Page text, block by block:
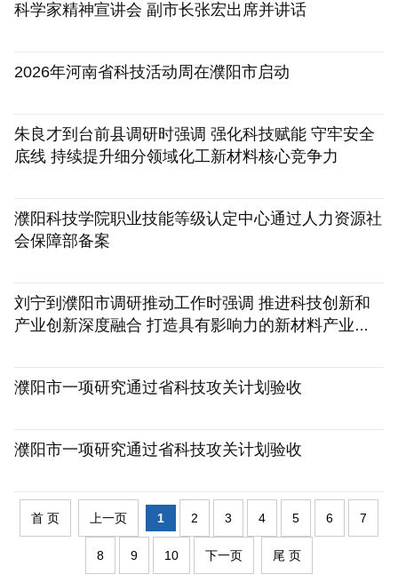
科学家精神宣讲会 副市长张宏出席并讲话
2026年河南省科技活动周在濮阳市启动
朱良才到台前县调研时强调 强化科技赋能 守牢安全
底线 持续提升细分领域化工新材料核心竞争力
濮阳科技学院职业技能等级认定中心通过人力资源社
会保障部备案
刘宁到濮阳市调研推动工作时强调 推进科技创新和
产业创新深度融合 打造具有影响力的新材料产业高
濮阳市一项研究通过省科技攻关计划验收
濮阳市一项研究通过省科技攻关计划验收
首 页 上一页 1 2 3 4 5 6 7
8 9 10 下一页 尾 页